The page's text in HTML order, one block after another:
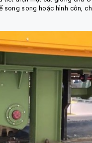
song song hoặc hình côn,